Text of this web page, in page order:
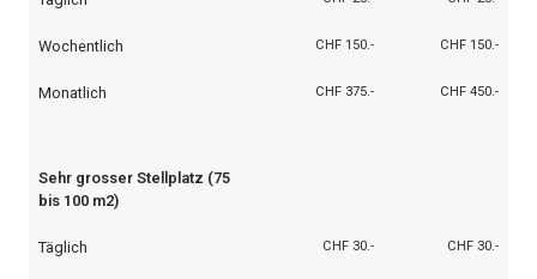
Wochentlich CHF 150.- CHF 150.-
Monatlich CHF 375.- CHF 450.-
Sehr grosser Stellplatz (75
bis 100 m2)
Täglich CHF 30.- CHF 30.-